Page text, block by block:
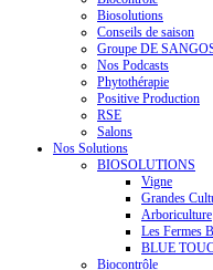
Biosolutions
Conseils de saison
Groupe DE
Nos Podcasts
Phytothérapie
Positive Production
RSE
Salons
Nos Solutions
BIOSOLUTIONS
Vigne
Grandes
Arboriculture
Les Fermes
BLUE
Biocontrôle